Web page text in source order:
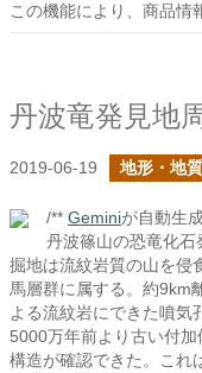
この機能により、商品情
丹波竜発見地
2019-06-19 地形・地質
/** Geminiが自動生
丹波篠山の恐竜化
掘地は流紋岩質の山を侵
馬層群に属する。約9km
よる流紋岩にできた噴気
5000万年前より古い付
構造が確認できた。これ